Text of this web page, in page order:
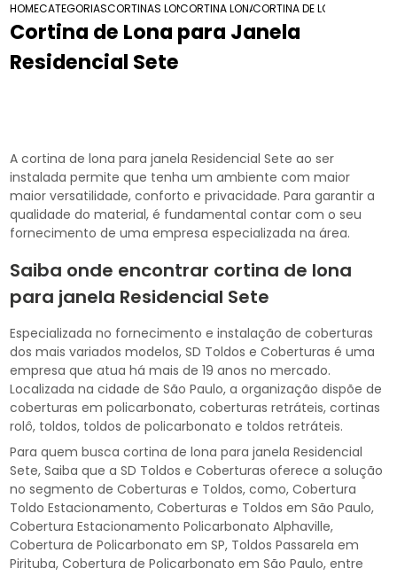
HOMECATEGORIASCORTINAS LONACORTINA LONA RETRATILCORTINA DE LONA PARA
Cortina de Lona para Janela
Residencial Sete
A cortina de lona para janela Residencial Sete ao ser
instalada permite que tenha um ambiente com maior
maior versatilidade, conforto e privacidade. Para garantir a
qualidade do material, é fundamental contar com o seu
fornecimento de uma empresa especializada na área.
Saiba onde encontrar cortina de lona
para janela Residencial Sete
Especializada no fornecimento e instalação de coberturas
dos mais variados modelos, SD Toldos e Coberturas é uma
empresa que atua há mais de 19 anos no mercado.
Localizada na cidade de São Paulo, a organização dispõe de
coberturas em policarbonato, coberturas retráteis, cortinas
rolô, toldos, toldos de policarbonato e toldos retráteis.
Para quem busca cortina de lona para janela Residencial
Sete, Saiba que a SD Toldos e Coberturas oferece a solução
no segmento de Coberturas e Toldos, como, Cobertura
Toldo Estacionamento, Coberturas e Toldos em São Paulo,
Cobertura Estacionamento Policarbonato Alphaville,
Cobertura de Policarbonato em SP, Toldos Passarela em
Pirituba, Cobertura de Policarbonato em São Paulo, entre